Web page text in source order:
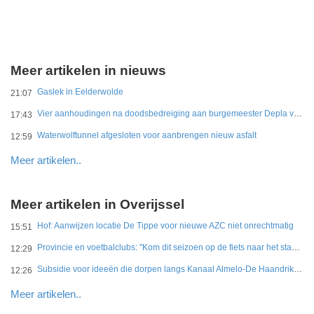
Meer artikelen in nieuws
21:07 Gaslek in Eelderwolde
17:43 Vier aanhoudingen na doodsbedreiging aan burgemeester Depla van Breda
12:59 Waterwolftunnel afgesloten voor aanbrengen nieuw asfalt
Meer artikelen..
Meer artikelen in Overijssel
15:51 Hof: Aanwijzen locatie De Tippe voor nieuwe AZC niet onrechtmatig
12:29 Provincie en voetbalclubs: "Kom dit seizoen op de fiets naar het stadion"
12:26 Subsidie voor ideeën die dorpen langs Kanaal Almelo-De Haandrik sterker maken
Meer artikelen..